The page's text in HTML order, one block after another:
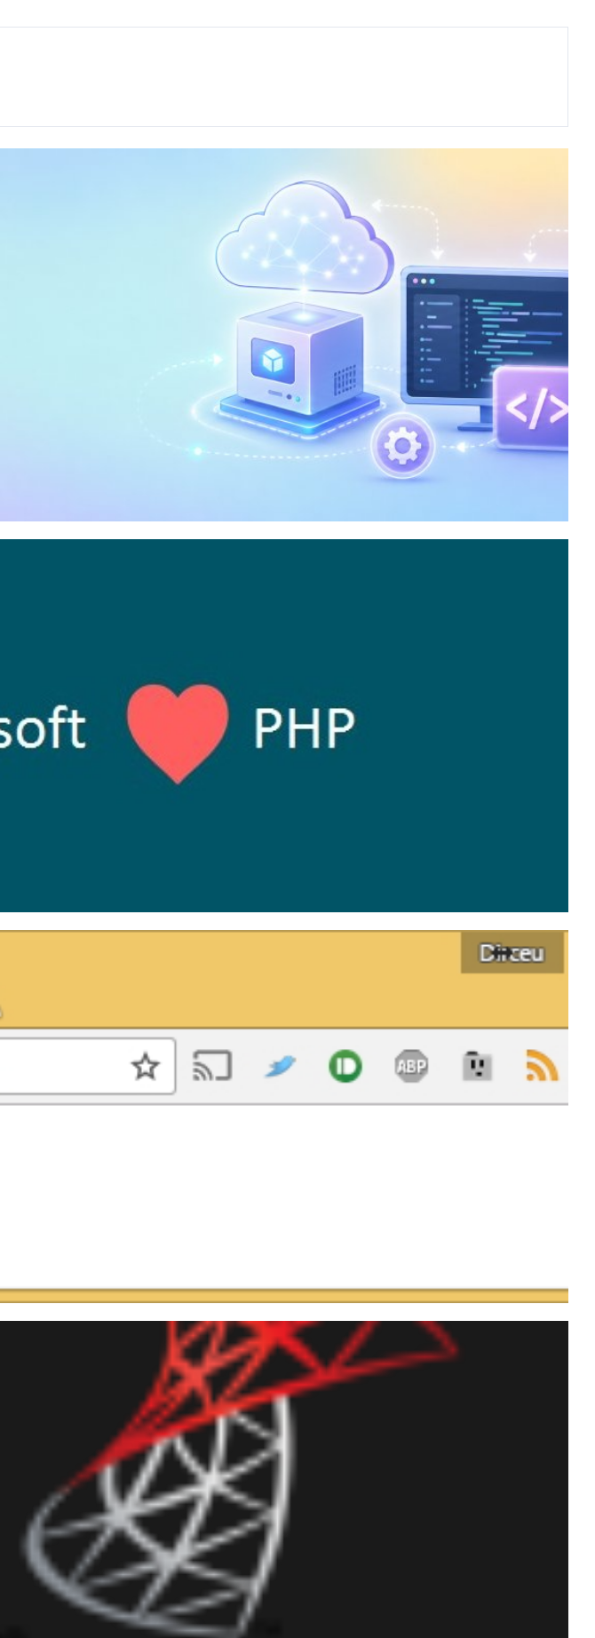
Server utilizando o PHP (Xampp) e
de senhas aleatórias escrito em
Transact-SQL (T-SQL)